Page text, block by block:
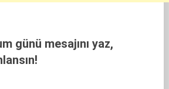
günü mesajını yaz,